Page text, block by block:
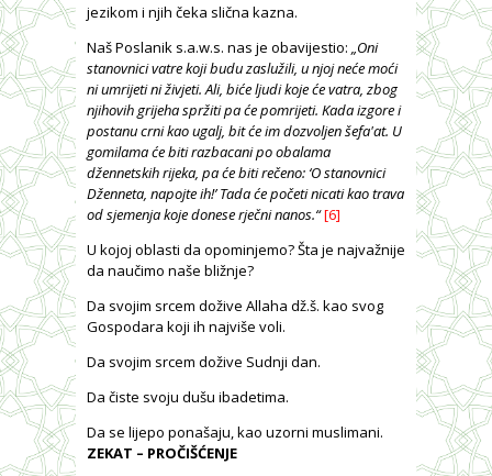
jezikom i njih čeka slična kazna.
Naš Poslanik s.a.w.s. nas je obavijestio: „Oni
stanovnici vatre koji budu zaslužili, u njoj neće moći
ni umrijeti ni živjeti. Ali, biće ljudi koje će vatra, zbog
njihovih grijeha spržiti pa će pomrijeti. Kada izgore i
postanu crni kao ugalj, bit će im dozvoljen šefa'at. U
gomilama će biti razbacani po obalama
džennetskih rijeka, pa će biti rečeno: ‘O stanovnici
Dženneta, napojte ih!’ Tada će početi nicati kao trava
od sjemenja koje donese rječni nanos.“[6]
U kojoj oblasti da opominjemo? Šta je najvažnije
da naučimo naše bližnje?
Da svojim srcem dožive Allaha dž.š. kao svog
Gospodara koji ih najviše voli.
Da svojim srcem dožive Sudnji dan.
Da čiste svoju dušu ibadetima.
Da se lijepo ponašaju, kao uzorni muslimani.
ZEKAT – PROČIŠĆENJE